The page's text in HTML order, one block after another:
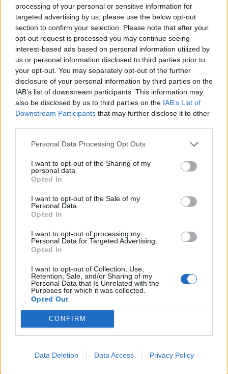
processing of your personal or sensitive information for
targeted advertising by us, please use the below opt-out
section to confirm your selection. Please note that after your
opt-out request is processed you may continue seeing
interest-based ads based on personal information utilized by
us or personal information disclosed to third parties prior to
your opt-out. You may separately opt-out of the further
disclosure of your personal information by third parties on the
IAB’s list of downstream participants. This information may
also be disclosed by us to third parties on the IAB’s List of
Downstream Participants that may further disclose it to other
Personal Data Processing Opt Outs
I want to opt-out of the Sharing of my
personal data.
Opted In
I want to opt-out of the Sale of my
Personal Data.
Opted In
I want to opt-out of processing my
Personal Data for Targeted Advertising.
Opted In
I want to opt-out of Collection, Use,
Retention, Sale, and/or Sharing of my
Personal Data that Is Unrelated with the
Purposes for which it was collected.
Opted Out
CONFIRM
Data Deletion Data Access Privacy Policy